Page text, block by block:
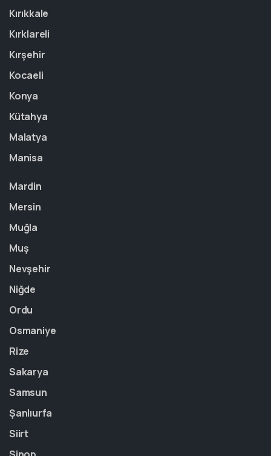
Kırıkkale
Kırklareli
Kırşehir
Kocaeli
Konya
Kütahya
Malatya
Manisa
Mardin
Mersin
Muğla
Muş
Nevşehir
Niğde
Ordu
Osmaniye
Rize
Sakarya
Samsun
Şanlıurfa
Siirt